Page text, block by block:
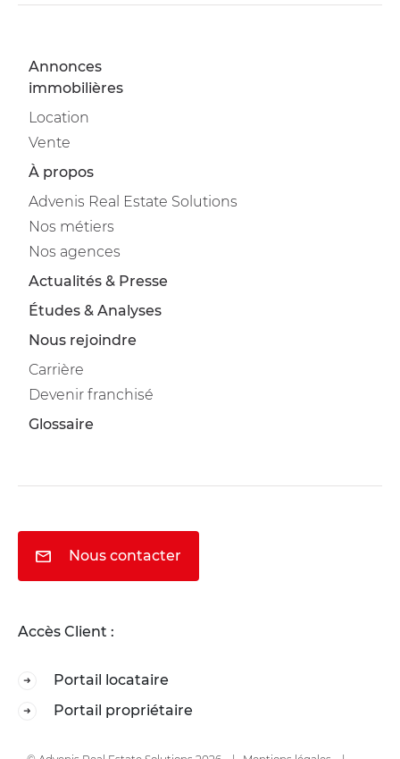
Annonces
immobilières
Location
Vente
À propos
Advenis Real Estate Solutions
Nos métiers
Nos agences
Actualités & Presse
Études & Analyses
Nous rejoindre
Carrière
Devenir franchisé
Glossaire
Nous contacter
Accès Client :
Portail locataire
Portail propriétaire